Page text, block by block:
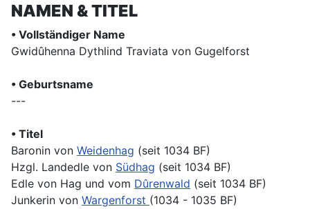
NAMEN & TITEL
• Vollständiger Name
Gwidûhenna Dythlind Traviata von Gugelforst
• Geburtsname
---
• Titel
Baronin von Weidenhag (seit 1034 BF)
Hzgl. Landedle von Südhag (seit 1034 BF)
Edle von Hag und vom Dûrenwald (seit 1034 BF)
Junkerin von Wargenforst (1034 - 1035 BF)